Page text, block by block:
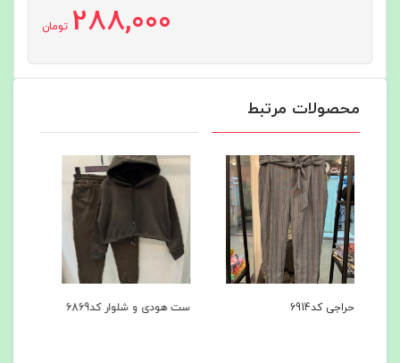
288,000 تومان
محصولات مرتبط
ست هودی و شلوار کد6869 ست هودی و شلوار کد6867